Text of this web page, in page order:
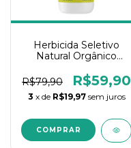
Herbicida Seletivo
Natural Orgânico
Fim 100ML
R$79,90 R$59,90
3 x de R$19,97 sem juros